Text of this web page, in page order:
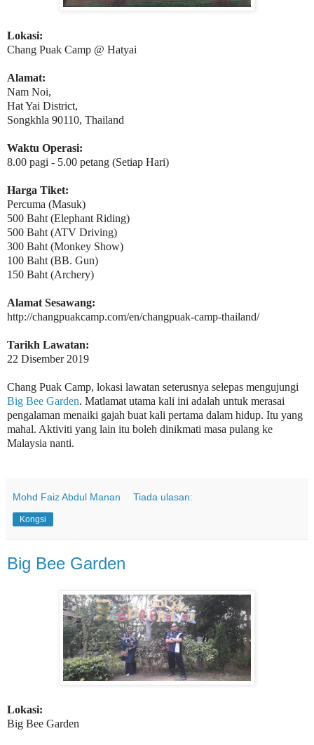
Lokasi:
Chang Puak Camp @ Hatyai
Alamat:
Nam Noi,
Hat Yai District,
Songkhla 90110, Thailand
Waktu Operasi:
8.00 pagi - 5.00 petang (Setiap Hari)
Harga Tiket:
Percuma (Masuk)
500 Baht (Elephant Riding)
500 Baht (ATV Driving)
300 Baht (Monkey Show)
100 Baht (BB. Gun)
150 Baht (Archery)
Alamat Sesawang:
http://changpuakcamp.com/en/changpuak-camp-thailand/
Tarikh Lawatan:
22 Disember 2019
Chang Puak Camp, lokasi lawatan seterusnya selepas mengujungi
Big Bee Garden. Matlamat utama kali ini adalah untuk merasai
pengalaman menaiki gajah buat kali pertama dalam hidup. Itu yang
mahal. Aktiviti yang lain itu boleh dinikmati masa pulang ke
Malaysia nanti.
Mohd Faiz Abdul Manan Tiada ulasan:
Kongsi
Big Bee Garden
Lokasi:
Big Bee Garden